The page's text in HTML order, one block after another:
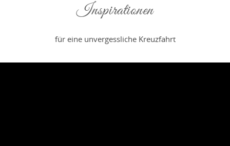
Inspirationen
für eine unvergessliche Kreuzfahrt